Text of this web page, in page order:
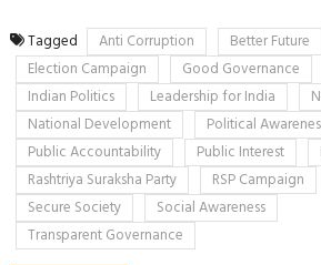
Tagged Anti Corruption Better Future
Election Campaign
Good Governance
Indian Politics
Leadership for India
National Development
Political
Public Accountability
Public Interest
Rashtriya Suraksha Party
RSP Campaign
Secure Society
Social Awareness
Transparent Governance